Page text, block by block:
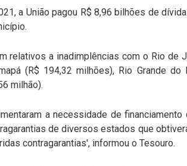
a União pagou R$ 8,96 bilhões de
relativos a inadimplências com o Rio de
(R$ 194,32 milhões), Rio Grande
milhão).
a necessidade de
de diversos estados que
contragarantias', informou o Tesouro.